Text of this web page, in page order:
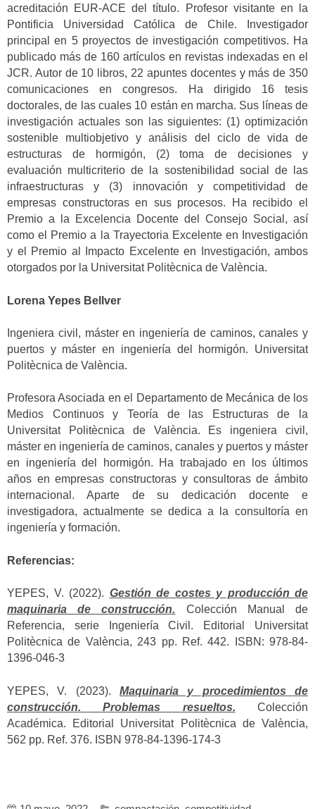
acreditación EUR-ACE del título. Profesor visitante en la
Pontificia Universidad Católica de Chile. Investigador
principal en 5 proyectos de investigación competitivos. Ha
publicado más de 160 artículos en revistas indexadas en el
JCR. Autor de 10 libros, 22 apuntes docentes y más de 350
comunicaciones en congresos. Ha dirigido 16 tesis
doctorales, de las cuales 10 están en marcha. Sus líneas de
investigación actuales son las siguientes: (1) optimización
sostenible multiobjetivo y análisis del ciclo de vida de
estructuras de hormigón, (2) toma de decisiones y
evaluación multicriterio de la sostenibilidad social de las
infraestructuras y (3) innovación y competitividad de
empresas constructoras en sus procesos. Ha recibido el
Premio a la Excelencia Docente del Consejo Social, así
como el Premio a la Trayectoria Excelente en Investigación
y el Premio al Impacto Excelente en Investigación, ambos
otorgados por la Universitat Politècnica de València.
Lorena Yepes Bellver
Ingeniera civil, máster en ingeniería de caminos, canales y
puertos y máster en ingeniería del hormigón. Universitat
Politècnica de València.
Profesora Asociada en el Departamento de Mecánica de los
Medios Continuos y Teoría de las Estructuras de la
Universitat Politècnica de València. Es ingeniera civil,
máster en ingeniería de caminos, canales y puertos y máster
en ingeniería del hormigón. Ha trabajado en los últimos
años en empresas constructoras y consultoras de ámbito
internacional. Aparte de su dedicación docente e
investigadora, actualmente se dedica a la consultoría en
ingeniería y formación.
Referencias:
YEPES, V. (2022). Gestión de costes y producción de
maquinaria de construcción. Colección Manual de
Referencia, serie Ingeniería Civil. Editorial Universitat
Politècnica de València, 243 pp. Ref. 442. ISBN: 978-84-
1396-046-3
YEPES, V. (2023). Maquinaria y procedimientos de
construcción. Problemas resueltos. Colección
Académica. Editorial Universitat Politècnica de València,
562 pp. Ref. 376. ISBN 978-84-1396-174-3